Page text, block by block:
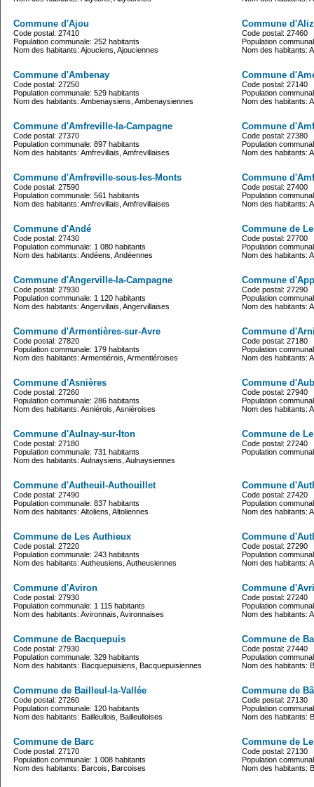
Commune d'Ajou
Code postal: 27410
Population communale: 252 habitants
Nom des habitants: Ajouciens, Ajouciennes
Commune
Code postal: 27460
Population
Nom des habitants:
Commune d'Ambenay
Code postal: 27250
Population communale: 529 habitants
Nom des habitants: Ambenaysiens, Ambenaysiennes
Commune
Code postal: 27140
Population
Nom des habitants:
Commune d'Amfreville-la-Campagne
Code postal: 27370
Population communale: 897 habitants
Nom des habitants: Amfrevillais, Amfrevillaises
Commune
Code postal: 27380
Population
Nom des habitants:
Commune d'Amfreville-sous-les-Monts
Code postal: 27590
Population communale: 561 habitants
Nom des habitants: Amfrevillais, Amfrevillaises
Commune
Code postal: 27400
Population
Nom des habitants:
Commune d'Andé
Code postal: 27430
Population communale: 1 080 habitants
Nom des habitants: Andéens, Andéennes
Commune de
Code postal: 27700
Population
Nom des habitants:
Commune d'Angerville-la-Campagne
Code postal: 27930
Population communale: 1 120 habitants
Nom des habitants: Angervillais, Angervillaises
Commune
Code postal: 27290
Population
Nom des habitants:
Commune d'Armentières-sur-Avre
Code postal: 27820
Population communale: 179 habitants
Nom des habitants: Armentiérois, Armentiéroises
Commune
Code postal: 27180
Population
Nom des habitants:
Commune d'Asnières
Code postal: 27260
Population communale: 286 habitants
Nom des habitants: Asniérois, Asniéroises
Commune
Code postal: 27940
Population
Nom des habitants:
Commune d'Aulnay-sur-Iton
Code postal: 27180
Population communale: 731 habitants
Nom des habitants: Aulnaysiens, Aulnaysiennes
Commune de
Code postal: 27240
Population
Commune d'Autheuil-Authouillet
Code postal: 27490
Population communale: 837 habitants
Nom des habitants: Altoliens, Altoliennes
Commune
Code postal: 27420
Population
Nom des habitants:
Commune de Les Authieux
Code postal: 27220
Population communale: 243 habitants
Nom des habitants: Autheusiens, Autheusiennes
Commune
Code postal: 27290
Population
Nom des habitants:
Commune d'Aviron
Code postal: 27930
Population communale: 1 115 habitants
Nom des habitants: Avironnais, Avironnaises
Commune
Code postal: 27240
Population
Nom des habitants:
Commune de Bacquepuis
Code postal: 27930
Population communale: 329 habitants
Nom des habitants: Bacquepuisiens, Bacquepuisiennes
Commune de
Code postal: 27440
Population
Nom des habitants:
Commune de Bailleul-la-Vallée
Code postal: 27260
Population communale: 120 habitants
Nom des habitants: Bailleullois, Bailleulloises
Commune de
Code postal: 27130
Population
Nom des habitants:
Commune de Barc
Code postal: 27170
Population communale: 1 008 habitants
Nom des habitants: Barcois, Barcoises
Commune de
Code postal: 27130
Population
Nom des habitants: